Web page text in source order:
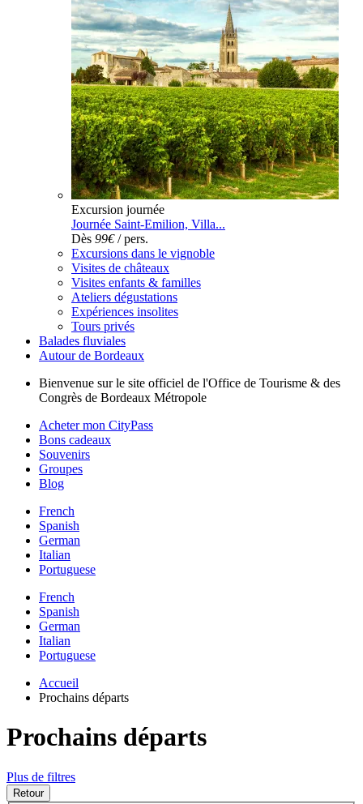
Excursion journée
Journée Saint-Emilion, Villa...
Dès 99€/ pers.
Excursions dans le vignoble
Visites de châteaux
Visites enfants & familles
Ateliers dégustations
Expériences insolites
Tours privés
Balades fluviales
Autour de Bordeaux
Bienvenue sur le site officiel de l'Office de Tourisme & des
Congrès de Bordeaux Métropole
Acheter mon CityPass
Bons cadeaux
Souvenirs
Groupes
Blog
French
Spanish
German
Italian
Portuguese
French
Spanish
German
Italian
Portuguese
Accueil
Prochains départs
Prochains départs
Plus de filtres
Retour